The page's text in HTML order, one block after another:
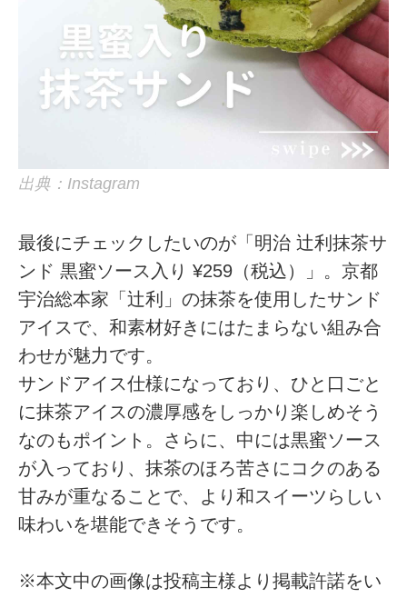
出典：Instagram
最後にチェックしたいのが「明治 辻利抹茶サ
ンド 黒蜜ソース入り ¥259（税込）」。京都
宇治総本家「辻利」の抹茶を使用したサンド
アイスで、和素材好きにはたまらない組み合
わせが魅力です。
サンドアイス仕様になっており、ひと口ごと
に抹茶アイスの濃厚感をしっかり楽しめそう
なのもポイント。さらに、中には黒蜜ソース
が入っており、抹茶のほろ苦さにコクのある
甘みが重なることで、より和スイーツらしい
味わいを堪能できそうです。
※本文中の画像は投稿主様より掲載許諾をい